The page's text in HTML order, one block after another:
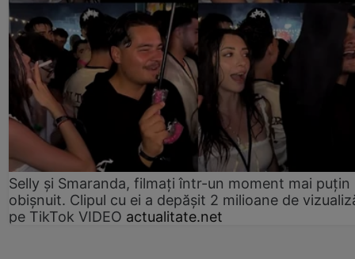
Selly și Smaranda, filmați într-un moment mai puțin
obișnuit. Clipul cu ei a depășit 2 milioane de
pe TikTok VIDEO actualitate.net